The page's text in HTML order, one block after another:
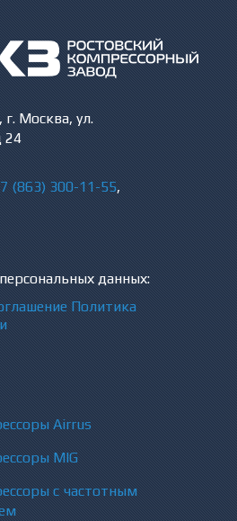
г. Москва, ул.
24
(863) 300-11-55,
данных:
Политика
Airrus
MIG
с частотным